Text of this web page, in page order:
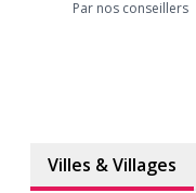
Par nos conseillers
Villes & Villages